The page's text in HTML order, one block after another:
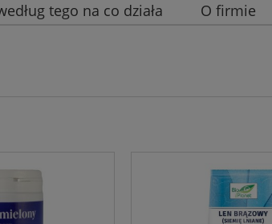
tego na co działa O firmie